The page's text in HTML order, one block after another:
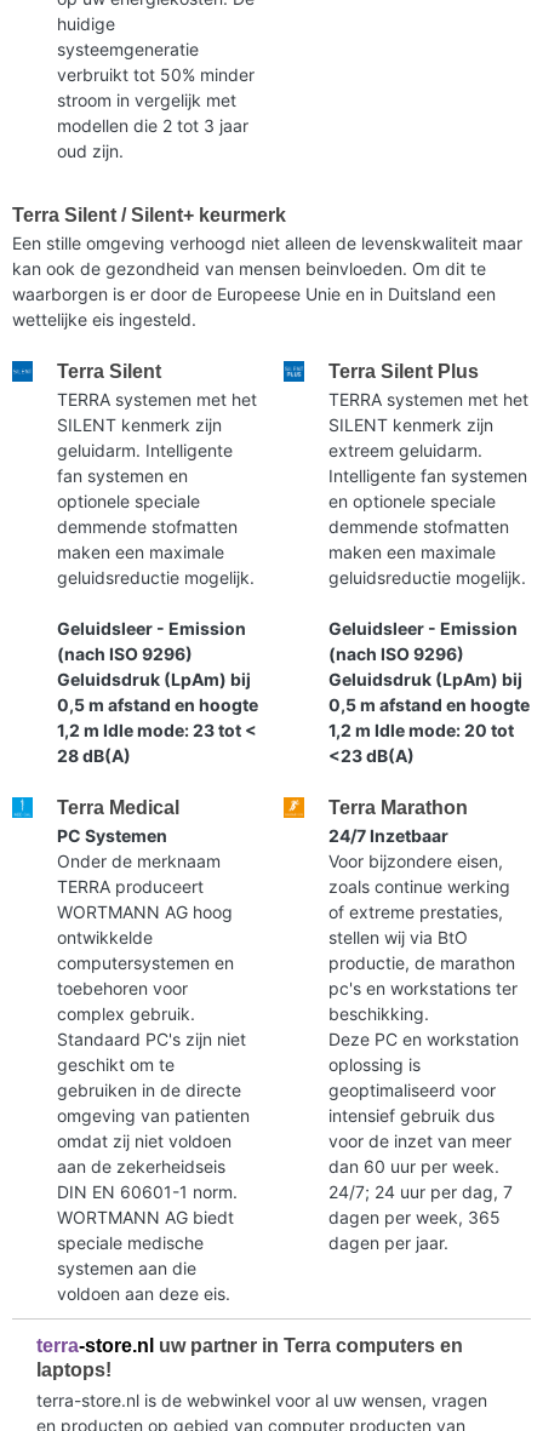
huidige
systeemgeneratie
verbruikt tot 50% minder
stroom in vergelijk met
modellen die 2 tot 3 jaar
oud zijn.
Terra Silent / Silent+ keurmerk
Een stille omgeving verhoogd niet alleen de levenskwaliteit maar
kan ook de gezondheid van mensen beinvloeden. Om dit te
waarborgen is er door de Europeese Unie en in Duitsland een
wettelijke eis ingesteld.
Terra Silent
TERRA systemen met het
SILENT kenmerk zijn
geluidarm. Intelligente
fan systemen en
optionele speciale
demmende stofmatten
maken een maximale
geluidsreductie mogelijk.
Geluidsleer - Emission
(nach ISO 9296)
Geluidsdruk (LpAm) bij
0,5 m afstand en hoogte
1,2 m Idle mode: 23 tot <
28 dB(A)
Terra Silent Plus
TERRA systemen met het
SILENT kenmerk zijn
extreem geluidarm.
Intelligente fan systemen
en optionele speciale
demmende stofmatten
maken een maximale
geluidsreductie mogelijk.
Geluidsleer - Emission
(nach ISO 9296)
Geluidsdruk (LpAm) bij
0,5 m afstand en hoogte
1,2 m Idle mode: 20 tot
<23 dB(A)
Terra Medical
PC Systemen
Onder de merknaam
TERRA produceert
WORTMANN AG hoog
ontwikkelde
computersystemen en
toebehoren voor
complex gebruik.
Standaard PC's zijn niet
geschikt om te
gebruiken in de directe
omgeving van patienten
omdat zij niet voldoen
aan de zekerheidseis
DIN EN 60601-1 norm.
WORTMANN AG biedt
speciale medische
systemen aan die
voldoen aan deze eis.
Terra Marathon
24/7 Inzetbaar
Voor bijzondere eisen,
zoals continue werking
of extreme prestaties,
stellen wij via BtO
productie, de marathon
pc's en workstations ter
beschikking.
Deze PC en workstation
oplossing is
geoptimaliseerd voor
intensief gebruik dus
voor de inzet van meer
dan 60 uur per week.
24/7; 24 uur per dag, 7
dagen per week, 365
dagen per jaar.
terra-store.nl uw partner in Terra computers en
laptops!
terra-store.nl is de webwinkel voor al uw wensen, vragen
en producten op gebied van computer producten van